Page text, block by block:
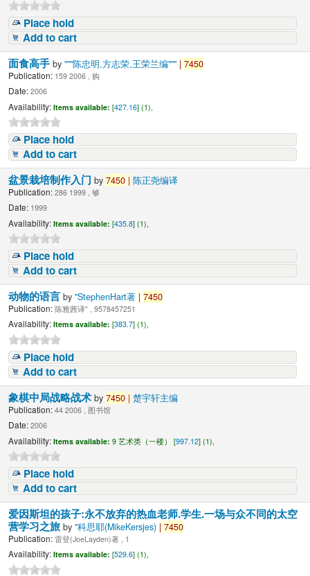
Place hold
Add to cart
面食高手by"""陈忠明,方志荣,王荣兰编""" | 7450
Publication: 159 2006 , 购
Date: 2006
Availability: Items available: [427.16] (1),
Place hold
Add to cart
盆景栽培制作入门by7450 | 陈正尧编译
Publication: 286 1999 , 够
Date: 1999
Availability: Items available: [435.8] (1),
Place hold
Add to cart
动物的语言by"StephenHart著 | 7450
Publication: 陈雅茜译" , 9578457251
Availability: Items available: [383.7] (1),
Place hold
Add to cart
象棋中局战略战术by7450 | 楚宇轩主编
Publication: 44 2006 , 图书馆
Date: 2006
Availability: Items available: 9 艺术类（一楼） [997.12] (1),
Place hold
Add to cart
爱因斯坦的孩子:永不放弃的热血老师.学生.一场与众不同的太空
营学习之旅by"科思耶(MikeKersjes) | 7450
Publication: 雷登(JoeLayden)著 , 1
Availability: Items available: [529.6] (1),